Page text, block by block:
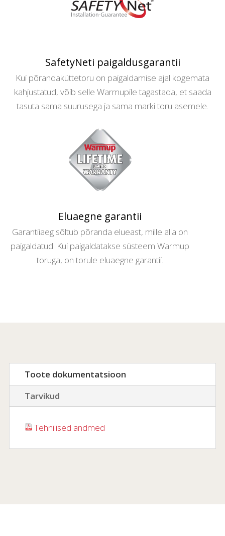
SafetyNeti paigaldusgarantii
Kui põrandaküttetoru on paigaldamise ajal kogemata
kahjustatud, võib selle Warmupile tagastada, et saada
tasuta sama suurusega ja sama marki toru asemele.
Eluaegne garantii
Garantiiaeg sõltub põranda elueast, mille alla on
paigaldatud. Kui paigaldatakse süsteem Warmup
toruga, on torule eluaegne garantii.
Toote dokumentatsioon
Tarvikud
Tehnilised andmed